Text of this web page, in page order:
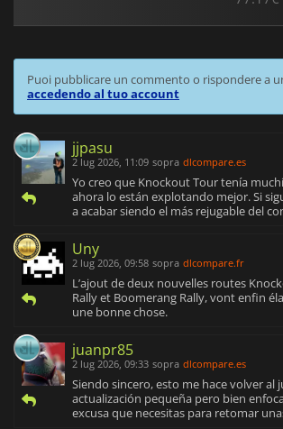
Puoi pubblicare un commento o rispondere a
accedendo al tuo account
jjpasu
2 lug 2026, 11:09 sopra dlcompare.es
Yo creo que Knockout Tour tenía
ahora lo están explotando mejor. Si
a acabar siendo el más rejugable del
Uny
2 lug 2026, 09:58 sopra dlcompare.fr
L’ajout de deux nouvelles routes
Rally et Boomerang Rally, vont enfin
une bonne chose.
juanpr85
2 lug 2026, 09:33 sopra dlcompare.es
Siendo sincero, esto me hace volver al
actualización pequeña pero bien
excusa que necesitas para retomar